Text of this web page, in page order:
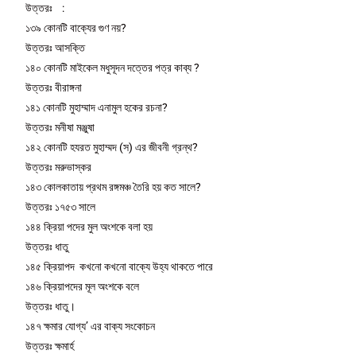
উত্তরঃ :
১৩৯ কোনটি বাক্যের গুণ নয়?
উত্তরঃ আসক্তি
১৪০ কোনটি মাইকেল মধুসূদন দত্তের পত্র কাব্য ?
উত্তরঃ বীরাঙ্গনা
১৪১ কোনটি মুহাম্মাদ এনামুল হকের রচনা?
উত্তরঃ মনীষা মঞ্জুষা
১৪২ কোনটি হযরত মুহাম্মদ (স) এর জীবনী গ্রন্থ?
উত্তরঃ মরুভাস্কর
১৪৩ কোলকাতায় প্রথম রঙ্গমঞ্চ তৈরি হয় কত সালে?
উত্তরঃ ১৭৫৩ সালে
১৪৪ ক্রিয়া পদের মুল অংশকে বলা হয়
উত্তরঃ ধাতু
১৪৫ ক্রিয়াপদ কখনো কখনো বাক্যে উহ্য থাকতে পারে
১৪৬ ক্রিয়াপদের মূল অংশকে বলে
উত্তরঃ ধাতু।
১৪৭ ক্ষমার যোগ্য’ এর বাক্য সংকোচন
উত্তরঃ ক্ষমার্হ